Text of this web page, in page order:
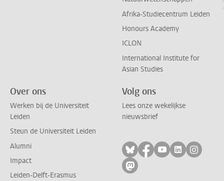
Afrika-Studiecentrum Leiden
Honours Academy
ICLON
International Institute for
Asian Studies
Over ons
Werken bij de Universiteit
Leiden
Steun de Universiteit Leiden
Alumni
Impact
Leiden-Delft-Erasmus
Volg ons
Lees onze wekelijkse
nieuwsbrief
Volg ons op bluesky
Volg ons op
Volg ons op
Volg ons
Volg
Volg ons op mastodon